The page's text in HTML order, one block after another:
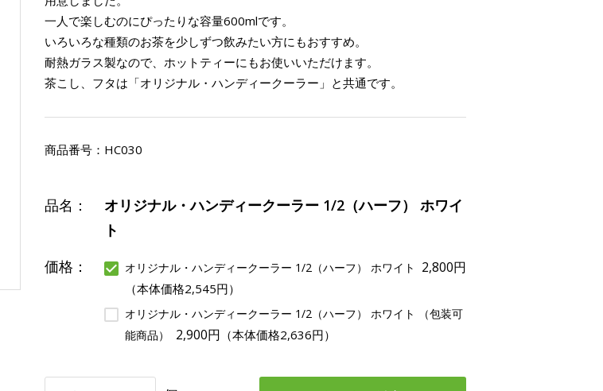
一人で楽しむのにぴったりな容量600mlです。
いろいろな種類のお茶を少しずつ飲みたい方にもおすすめ。
耐熱ガラス製なので、ホットティーにもお使いいただけます。
茶こし、フタは「オリジナル・ハンディークーラー」と共通です。
商品番号： HC030
品名：
オリジナル・ハンディークーラー 1/2（ハーフ） ホワイ
ト
価格：
オリジナル・ハンディークーラー 1/2（ハーフ） ホワイト 2,800円
（本体価格2,545円）
オリジナル・ハンディークーラー 1/2（ハーフ） ホワイト （包装可
能商品）
2,900円 （本体価格2,636円）